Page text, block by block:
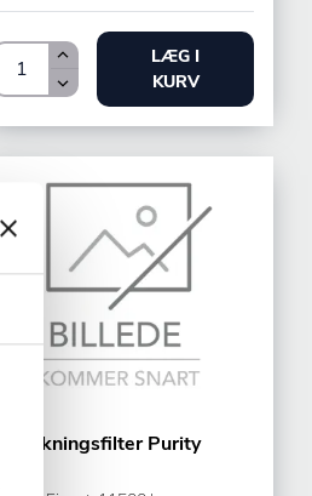
LÆG I
KURV
Afkalkningsfilter Purity